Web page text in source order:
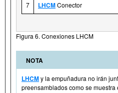
7 LHCMConector
Figura 6. Conexiones LHCM
NOTA
LHCMy la empuñadura no irán
preensamblados como se muestra